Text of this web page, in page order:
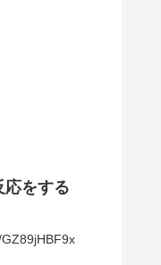
応をする